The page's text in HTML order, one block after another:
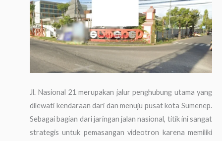
Jl. Nasional 21 merupakan jalur penghubung utama yang
dilewati kendaraan dari dan menuju pusat kota Sumenep.
Sebagai bagian dari jaringan jalan nasional, titik ini sangat
strategis untuk pemasangan videotron karena memiliki